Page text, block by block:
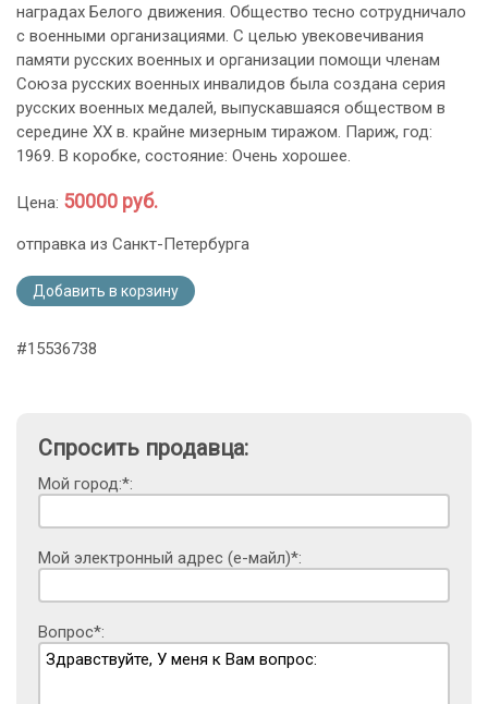
наградах Белого движения. Общество тесно сотрудничало
с военными организациями. С целью увековечивания
памяти русских военных и организации помощи членам
Союза русских военных инвалидов была создана серия
русских военных медалей, выпускавшаяся обществом в
середине XX в. крайне мизерным тиражом. Париж, год:
1969. В коробке, состояние: Очень хорошее.
Цена: 50000 руб.
отправка из Санкт-Петербурга
Добавить в корзину
#15536738
Спросить продавца:
Мой город:*:
Мой электронный адрес (е-майл)*:
Вопрос*: